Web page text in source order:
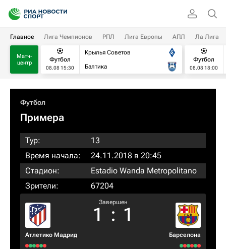
Главное Лига Чемпионов РПЛ Лига Европы АПЛ Ла Лига
Матч-
центр
Футбол
08.08 15:30
Крылья Советов
Балтика
Футбол
08.08 18:00
Футбол
Примера
Тур:
13
Время начала:
24.11.2018 в 20:45
Стадион:
Estadio Wanda Metropolitano
Зрители:
67204
Атлетико Мадрид
Завершен
1 : 1
Барселона